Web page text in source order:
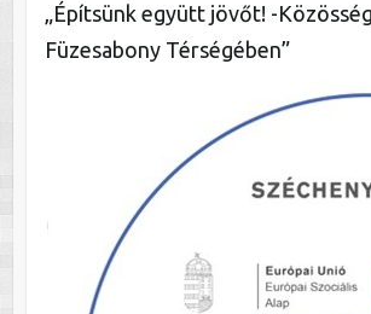
„Építsünk együtt jövőt! -
Füzesabony Térségében”